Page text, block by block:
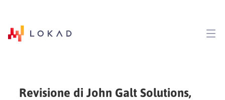
Revisione di John Galt Solutions,